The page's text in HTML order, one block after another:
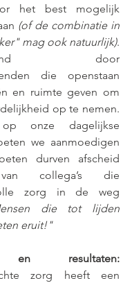
het best mogelijk
(of de combinatie in
mag ook natuurlijk).
door
die openstaan
en ruimte geven om
op te nemen.
op onze dagelijkse
we aanmoedigen
durven afscheid
collega’s die
zorg in de weg
die tot lijden
eruit!"
en resultaten:
zorg heeft een